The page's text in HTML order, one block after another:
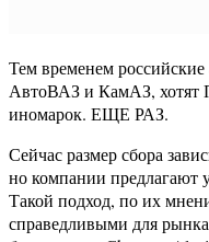
Тем временем
АвтоВАЗ и КамАЗ,
иномарок. ЕЩЕ РАЗ.
Сейчас размер сбора
но компании предлагают
Такой подход, по их
справедливыми для